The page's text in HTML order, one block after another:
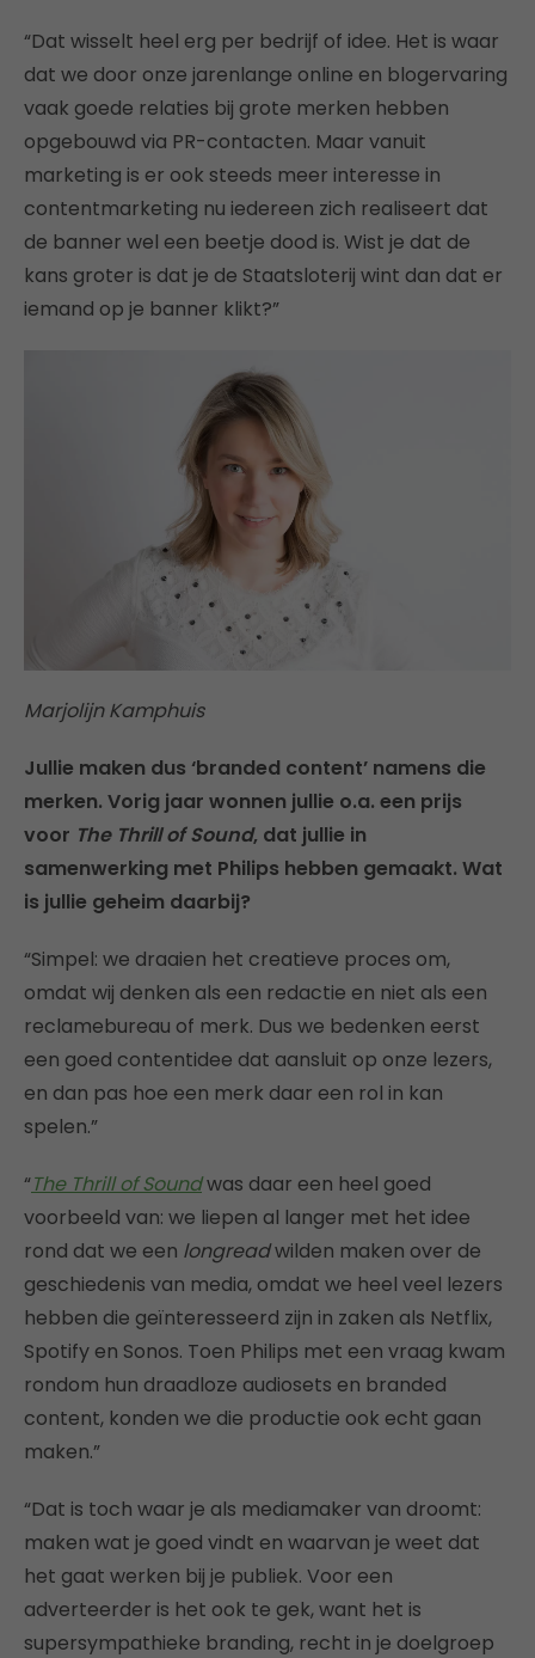
“Dat wisselt heel erg per bedrijf of idee. Het is waar
dat we door onze jarenlange online en blogervaring
vaak goede relaties bij grote merken hebben
opgebouwd via PR-contacten. Maar vanuit
marketing is er ook steeds meer interesse in
contentmarketing nu iedereen zich realiseert dat
de banner wel een beetje dood is. Wist je dat de
kans groter is dat je de Staatsloterij wint dan dat er
iemand op je banner klikt?”
Marjolijn Kamphuis
Jullie maken dus ‘branded content’ namens die
merken. Vorig jaar wonnen jullie o.a. een prijs
voor The Thrill of Sound, dat jullie in
samenwerking met Philips hebben gemaakt. Wat
is jullie geheim daarbij?
“Simpel: we draaien het creatieve proces om,
omdat wij denken als een redactie en niet als een
reclamebureau of merk. Dus we bedenken eerst
een goed contentidee dat aansluit op onze lezers,
en dan pas hoe een merk daar een rol in kan
spelen.”
“The Thrill of Soundwas daar een heel goed
voorbeeld van: we liepen al langer met het idee
rond dat we een longreadwilden maken over de
geschiedenis van media, omdat we heel veel lezers
hebben die geïnteresseerd zijn in zaken als Netflix,
Spotify en Sonos. Toen Philips met een vraag kwam
rondom hun draadloze audiosets en branded
content, konden we die productie ook echt gaan
maken.”
“Dat is toch waar je als mediamaker van droomt:
maken wat je goed vindt en waarvan je weet dat
het gaat werken bij je publiek. Voor een
adverteerder is het ook te gek, want het is
supersympathieke branding, recht in je doelgroep